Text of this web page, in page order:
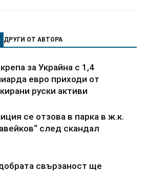
ДРУГИ ОТ АВТОРА
за Украйна с 1,4
евро приходи от
руски активи
се отзова в парка в ж.к.
след скандал
свързаност ще